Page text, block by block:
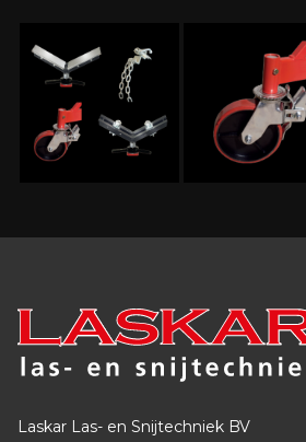
Laskar Las- en Snijtechniek BV